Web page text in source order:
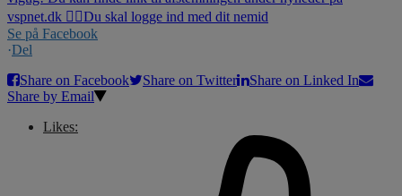
Se på Facebook
·Del
Share on Facebook
Share on Twitter
Share on Linked In
Share by Email
Likes: